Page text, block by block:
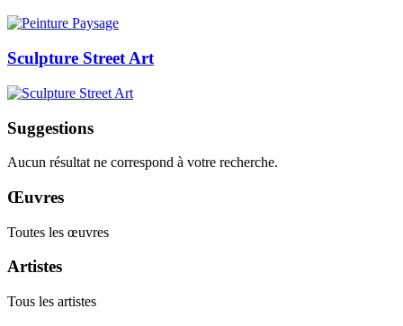
Sculpture Street Art
Suggestions
Aucun résultat ne correspond à votre recherche.
Œuvres
Toutes les œuvres
Artistes
Tous les artistes